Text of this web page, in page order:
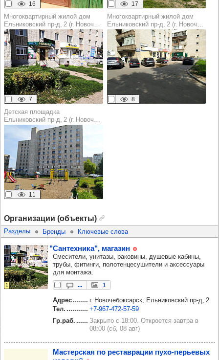
16 17
Многоквартирный жилой дом
Ельниковский пр‑д, 2 (г. Новочебоксарск)
7
Многоквартирный жилой дом
Ельниковский пр‑д, 2 (г. Новочебоксарск)
8
Детская площадка
Ельниковский пр‑д, 2 (г. Новочебоксарск)
11
Организации (объекты)
Разделы Бренды Ключевые слова
1
"Сан­тех­ника", мага­зин
Смесители, унитазы, раковины, душевые кабины,
трубы, фитинги, полотенцесушители и аксессуары
для монтажа.
... 1
Адрес
г. Новочебоксарск, Ельниковский пр‑д, 2
Тел.
+7‑967‑472‑57‑59
Гр.раб.
Закрыто с 18:00. Откроется завтра в
08:00 (сб, 08 авг)
Мас­тер­ская по рес­тав­ра­ции пухо-перь­евых